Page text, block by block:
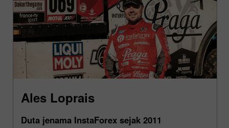
Ales Loprais
Duta jenama InstaForex sejak 2011